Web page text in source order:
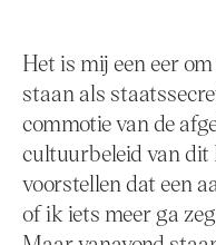
Het is mij een eer
staan als
commotie van de
cultuurbeleid van
voorstellen dat een
of ik iets meer ga